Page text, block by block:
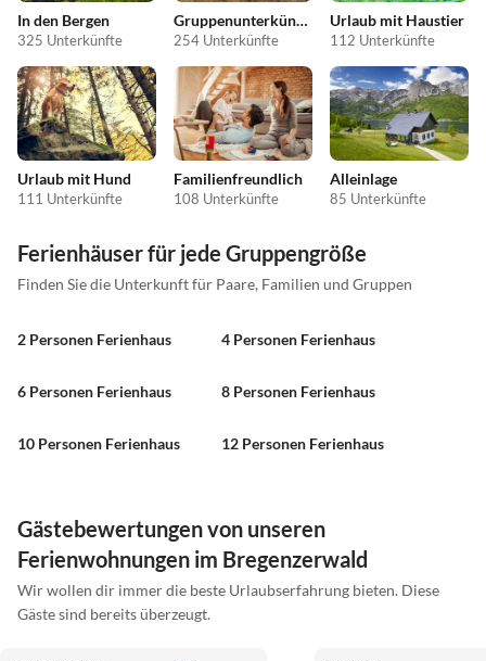
In den Bergen
325 Unterkünfte
Gruppenunterkünfte
254 Unterkünfte
Urlaub mit Haustier
112 Unterkünfte
Urlaub mit Hund
111 Unterkünfte
Familienfreundlich
108 Unterkünfte
Alleinlage
85 Unterkünfte
Ferienhäuser für jede Gruppengröße
Finden Sie die Unterkunft für Paare, Familien und Gruppen
2 Personen Ferienhaus 4 Personen Ferienhaus
6 Personen Ferienhaus 8 Personen Ferienhaus
10 Personen Ferienhaus 12 Personen Ferienhaus
Gästebewertungen von unseren
Ferienwohnungen im Bregenzerwald
Wir wollen dir immer die beste Urlaubserfahrung bieten. Diese
Gäste sind bereits überzeugt.